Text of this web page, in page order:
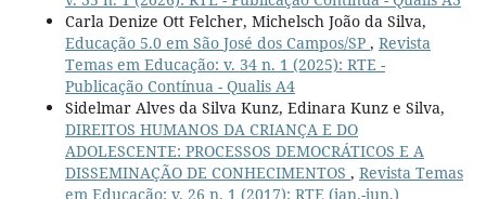
Carla Denize Ott Felcher, Michelsch João da Silva,
Educação 5.0 em São José dos Campos/SP , Revista
Temas em Educação: v. 34 n. 1 (2025): RTE -
Publicação Contínua - Qualis A4
Sidelmar Alves da Silva Kunz, Edinara Kunz e Silva,
DIREITOS HUMANOS DA CRIANÇA E DO
ADOLESCENTE: PROCESSOS DEMOCRÁTICOS E A
DISSEMINAÇÃO DE CONHECIMENTOS , Revista Temas
em Educação: v. 26 n. 1 (2017): RTE (jan.-jun.)